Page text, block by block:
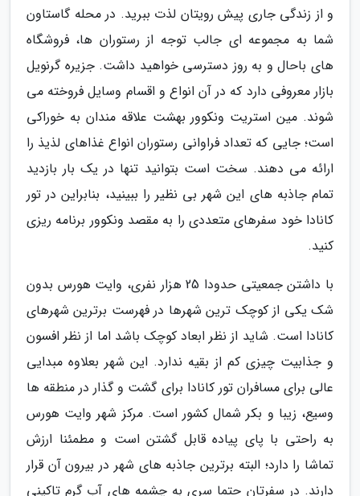
و از زندگی جاری پیش رویتان لذت ببرید. در محله گاستاون
شما به مجموعه ای جالب توجه از رستوران ها، فروشگاه
های باحال و به روز دسترسی خواهید داشت. جزیره گرنویل
بازار معروفی دارد که در آن انواع و اقسام وسایل فروخته می
شوند. مین استریت ونکوور بهشت علاقه مندان به خوراکی
است؛ جایی که تعداد فراوانی رستوران انواع غذاهای لذیذ را
ارائه می دهند. سخت است بتوانید تنها در یک بار بازدید
تمام جاذبه های این شهر بی نظیر را ببینید، بنابراین در تور
کانادا خود سفرهای متعددی را به مقصد ونکوور برنامه ریزی
کنید.
با داشتن جمعیتی حدودا 25 هزار نفری، وایت هورس بدون
شک یکی از کوچک ترین شهرها در فهرست برترین شهرهای
کانادا است. شاید از نظر ابعاد کوچک باشد اما از نظر افسون
و جذابیت چیزی کم از بقیه ندارد. این شهر بعلاوه مبدایی
عالی برای مسافران تور کانادا برای گشت و گذار در منطقه ها
وسیع، زیبا و بکر شمال کشور است. مرکز شهر وایت هورس
به راحتی با پای پیاده قابل گشتن است و مطمئنا ارزش
تماشا را دارد؛ البته برترین جاذبه های شهر در بیرون آن قرار
دارند. در سفرتان حتما سری به چشمه های آب گرم تاکینی